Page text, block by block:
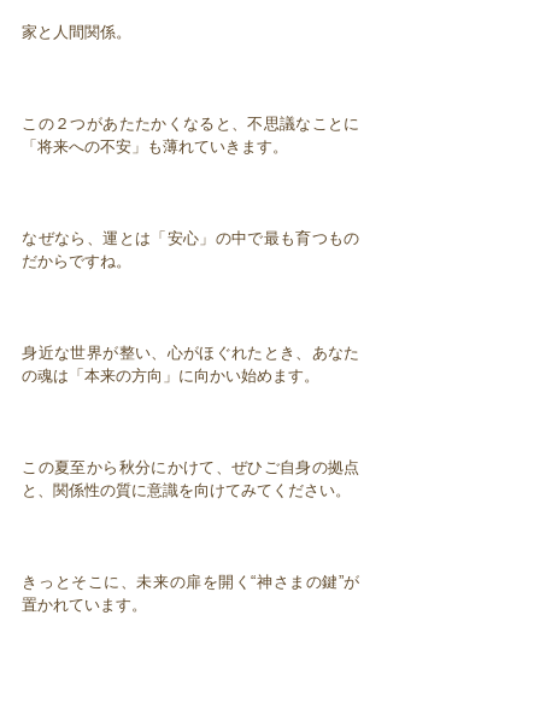
家と人間関係。
この２つがあたたかくなると、不思議なことに
「将来への不安」も薄れていきます。
なぜなら、運とは「安心」の中で最も育つもの
だからですね。
身近な世界が整い、心がほぐれたとき、あなた
の魂は「本来の方向」に向かい始めます。
この夏至から秋分にかけて、ぜひご自身の拠点
と、関係性の質に意識を向けてみてください。
きっとそこに、未来の扉を開く“神さまの鍵”が
置かれています。